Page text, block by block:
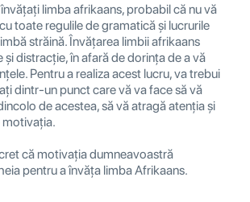
limba afrikaans, probabil că nu vă
toate regulile de gramatică și lucrurile
străină. Învățarea limbii afrikaans
și distracție, în afară de dorința de a vă
Pentru a realiza acest lucru, va trebui
dintr-un punct care vă va face să vă
de acestea, să vă atragă atenția și
motivația.
că motivația dumneavoastră
pentru a învăța limba Afrikaans.